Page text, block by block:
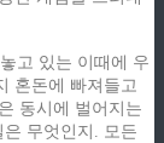
고 있는 이때에 우
혼돈에 빠져들고
동시에 벌어지는
무엇인지. 모든